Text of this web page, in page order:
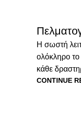
Η σωστή
ολόκληρο
κάθε
CONTINUE